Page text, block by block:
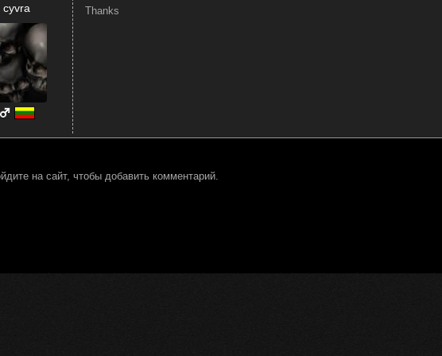
cyvra Thanks
на сайт, чтобы добавить комментарий.